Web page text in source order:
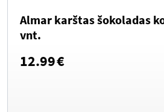
Almar karštas šokoladas
vnt.
12.99€